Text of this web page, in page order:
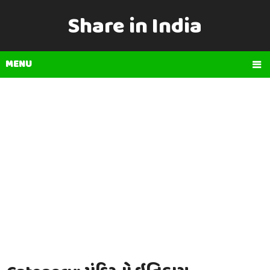
Share in India
MENU